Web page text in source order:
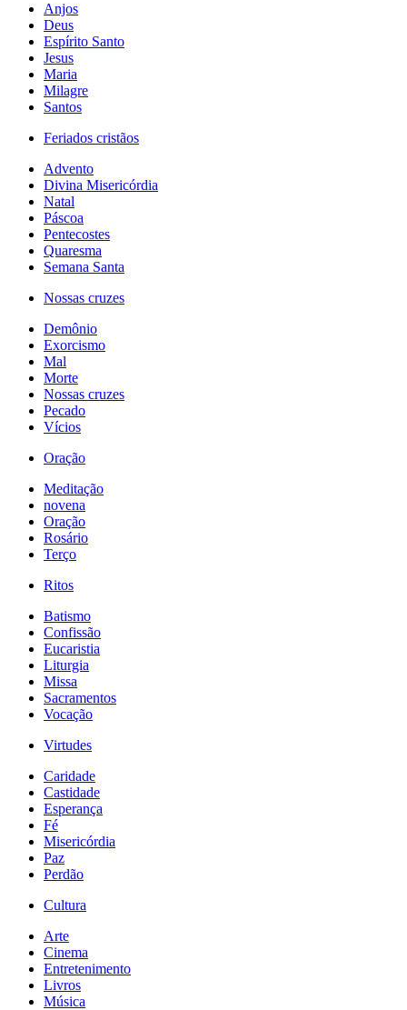
Anjos
Deus
Espírito Santo
Jesus
Maria
Milagre
Santos
Feriados cristãos
Advento
Divina Misericórdia
Natal
Páscoa
Pentecostes
Quaresma
Semana Santa
Nossas cruzes
Demônio
Exorcismo
Mal
Morte
Nossas cruzes
Pecado
Vícios
Oração
Meditação
novena
Oração
Rosário
Terço
Ritos
Batismo
Confissão
Eucaristia
Liturgia
Missa
Sacramentos
Vocação
Virtudes
Caridade
Castidade
Esperança
Fé
Misericórdia
Paz
Perdão
Cultura
Arte
Cinema
Entretenimento
Livros
Música